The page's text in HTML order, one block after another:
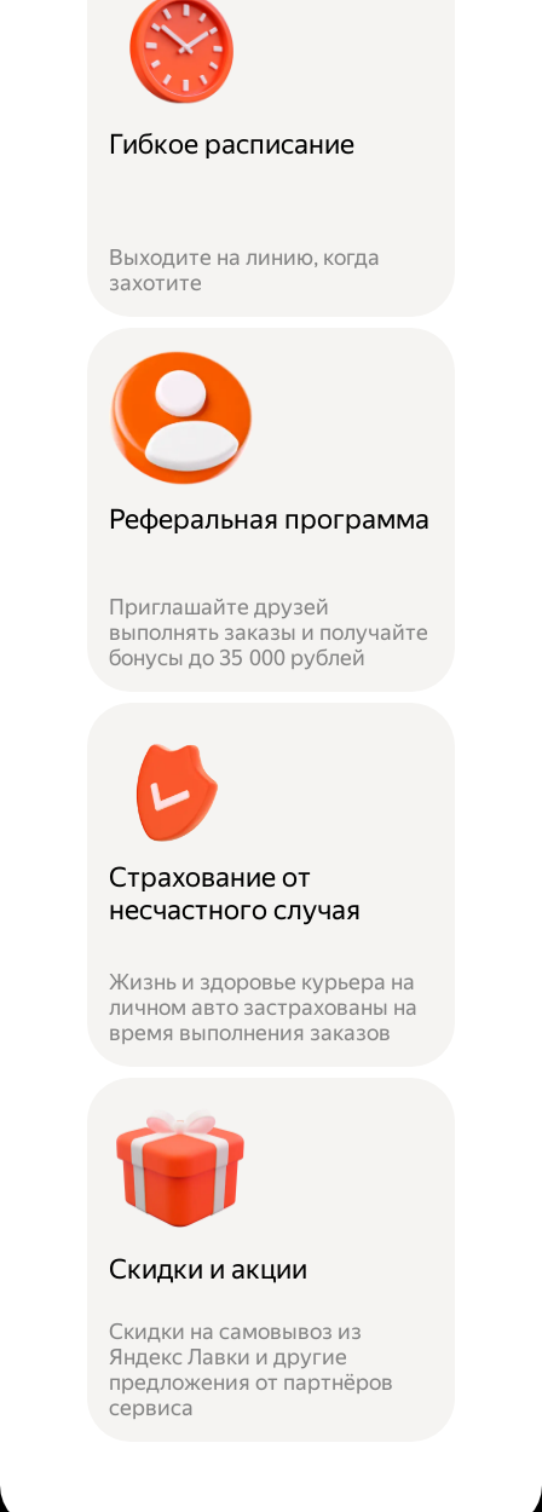
Гибкое расписание
Выходите на линию, когда
захотите
Реферальная программа
Приглашайте друзей
выполнять заказы и получайте
бонусы до 35 000 рублей
Страхование от
несчастного случая
Жизнь и здоровье курьера на
личном авто застрахованы на
время выполнения заказов
Скидки и акции
Скидки на самовывоз из
Яндекс Лавки и другие
предложения от партнёров
сервиса